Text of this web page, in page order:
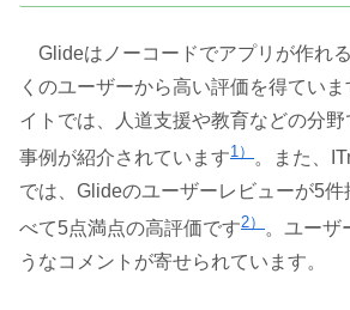
Glideはノーコードでアプリが作れ
くのユーザーから高い評価を得てい
イトでは、人道支援や教育などの分
事例が紹介されています1）
。また、
では、Glideのユーザーレビューが5
べて5点満点の高評価です2）
。ユーザ
うなコメントが寄せられています。